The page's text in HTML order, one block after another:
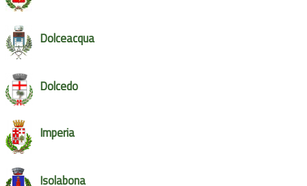
Dolceacqua
Dolcedo
Imperia
Isolabona